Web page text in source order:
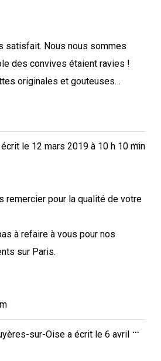
satisfait. Nous nous sommes
des convives étaient ravies !
originales et gouteuses…
écrit le12 mars 2019 à 10 h 10 min
remercier pour la qualité de votre
à refaire à vous pour nos
sur Paris.
...
cette
sur-Oise a écrit le6 avril
...